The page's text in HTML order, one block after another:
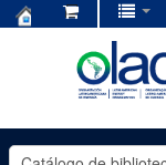
OLADE